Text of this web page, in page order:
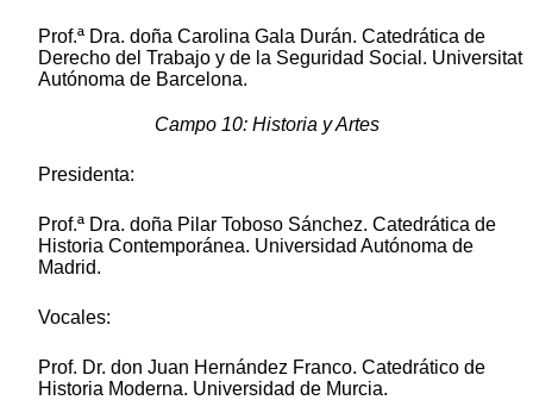
Prof.ª Dra. doña Carolina Gala Durán. Catedrática de
Derecho del Trabajo y de la Seguridad Social. Universitat
Autónoma de Barcelona.
Campo 10: Historia y Artes
Presidenta:
Prof.ª Dra. doña Pilar Toboso Sánchez. Catedrática de
Historia Contemporánea. Universidad Autónoma de
Madrid.
Vocales:
Prof. Dr. don Juan Hernández Franco. Catedrático de
Historia Moderna. Universidad de Murcia.